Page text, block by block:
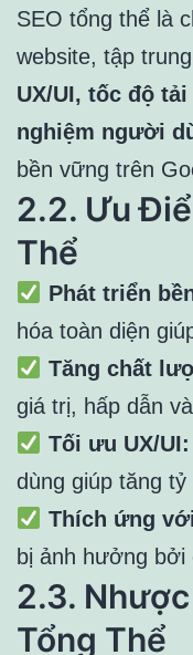
SEO tổng thể là
website, tập
UX/UI, tốc độ
nghiệm người
bền vững trên
2.2. Ưu
Thể
Phát triển
hóa toàn diện
Tăng chất
giá trị, hấp dẫn
Tối ưu UX/UI:
dùng giúp tăng tỷ
Thích ứng
bị ảnh hưởng bởi
2.3.
Tổng Thể